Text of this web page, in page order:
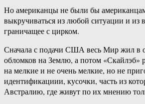
Но американцы не были бы
выкручиваться из любой ситуации и из
граничащее с цирком.
Сначала с подачи США весь Мир жил в
обломков на Землю, а потом «Скайлэб»
на мелкие и не очень мелкие, но не
идентификациии, кусочки, часть из
Австралию, где живут по их мнению